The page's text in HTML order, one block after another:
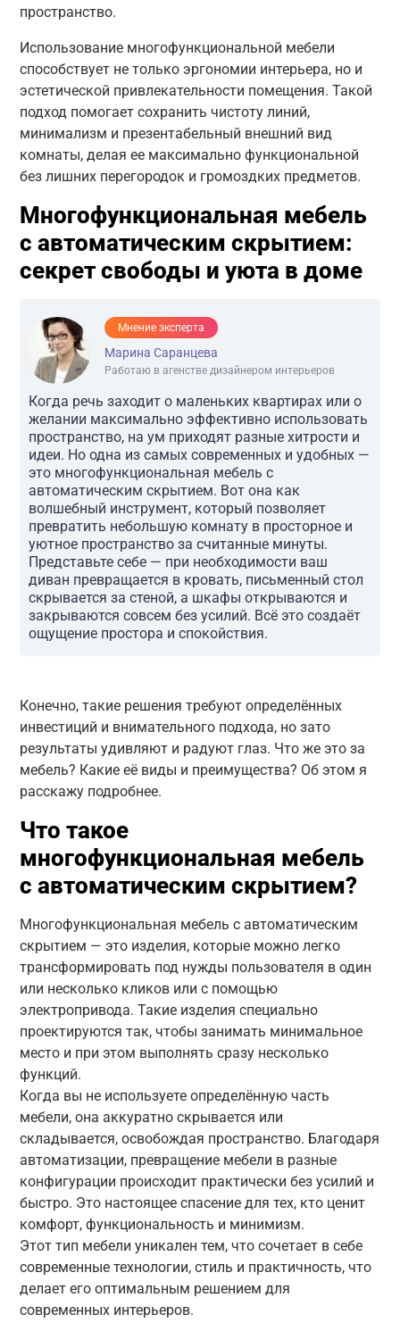
пространство.
Использование многофункциональной мебели
способствует не только эргономии интерьера, но и
эстетической привлекательности помещения. Такой
подход помогает сохранить чистоту линий,
минимализм и презентабельный внешний вид
комнаты, делая ее максимально функциональной
без лишних перегородок и громоздких предметов.
Многофункциональная мебель
с автоматическим скрытием:
секрет свободы и уюта в доме
Мнение эксперта
Марина Саранцева
Работаю в агенстве дизайнером интерьеров
Когда речь заходит о маленьких квартирах или о
желании максимально эффективно использовать
пространство, на ум приходят разные хитрости и
идеи. Но одна из самых современных и удобных —
это многофункциональная мебель с
автоматическим скрытием. Вот она как
волшебный инструмент, который позволяет
превратить небольшую комнату в просторное и
уютное пространство за считанные минуты.
Представьте себе — при необходимости ваш
диван превращается в кровать, письменный стол
скрывается за стеной, а шкафы открываются и
закрываются совсем без усилий. Всё это создаёт
ощущение простора и спокойствия.
Конечно, такие решения требуют определённых
инвестиций и внимательного подхода, но зато
результаты удивляют и радуют глаз. Что же это за
мебель? Какие её виды и преимущества? Об этом я
расскажу подробнее.
Что такое
многофункциональная мебель
с автоматическим скрытием?
Многофункциональная мебель с автоматическим
скрытием — это изделия, которые можно легко
трансформировать под нужды пользователя в один
или несколько кликов или с помощью
электропривода. Такие изделия специально
проектируются так, чтобы занимать минимальное
место и при этом выполнять сразу несколько
функций.
Когда вы не используете определённую часть
мебели, она аккуратно скрывается или
складывается, освобождая пространство. Благодаря
автоматизации, превращение мебели в разные
конфигурации происходит практически без усилий и
быстро. Это настоящее спасение для тех, кто ценит
комфорт, функциональность и минимизм.
Этот тип мебели уникален тем, что сочетает в себе
современные технологии, стиль и практичность, что
делает его оптимальным решением для
современных интерьеров.